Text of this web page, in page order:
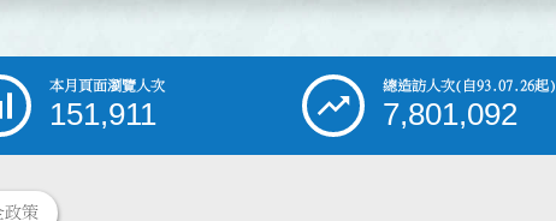
本月頁面瀏覽人次
151,911
總造訪人次(自93.07.26起)
7,801,092
政策